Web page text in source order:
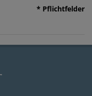
* Pflichtfelder